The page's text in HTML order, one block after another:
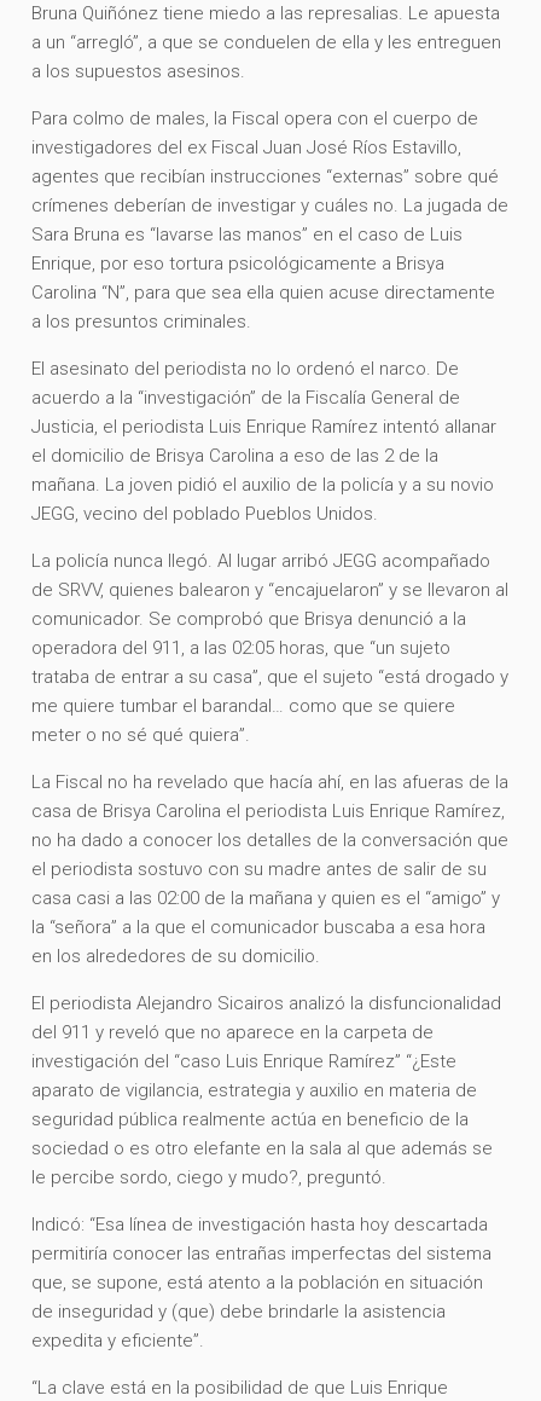
Bruna Quiñónez tiene miedo a las represalias. Le apuesta
a un “arregló”, a que se conduelen de ella y les entreguen
a los supuestos asesinos.
Para colmo de males, la Fiscal opera con el cuerpo de
investigadores del ex Fiscal Juan José Ríos Estavillo,
agentes que recibían instrucciones “externas” sobre qué
crímenes deberían de investigar y cuáles no. La jugada de
Sara Bruna es “lavarse las manos” en el caso de Luis
Enrique, por eso tortura psicológicamente a Brisya
Carolina “N”, para que sea ella quien acuse directamente
a los presuntos criminales.
El asesinato del periodista no lo ordenó el narco. De
acuerdo a la “investigación” de la Fiscalía General de
Justicia, el periodista Luis Enrique Ramírez intentó allanar
el domicilio de Brisya Carolina a eso de las 2 de la
mañana. La joven pidió el auxilio de la policía y a su novio
JEGG, vecino del poblado Pueblos Unidos.
La policía nunca llegó. Al lugar arribó JEGG acompañado
de SRVV, quienes balearon y “encajuelaron” y se llevaron al
comunicador. Se comprobó que Brisya denunció a la
operadora del 911, a las 02:05 horas, que “un sujeto
trataba de entrar a su casa”, que el sujeto “está drogado y
me quiere tumbar el barandal… como que se quiere
meter o no sé qué quiera”.
La Fiscal no ha revelado que hacía ahí, en las afueras de la
casa de Brisya Carolina el periodista Luis Enrique Ramírez,
no ha dado a conocer los detalles de la conversación que
el periodista sostuvo con su madre antes de salir de su
casa casi a las 02:00 de la mañana y quien es el “amigo” y
la “señora” a la que el comunicador buscaba a esa hora
en los alrededores de su domicilio.
El periodista Alejandro Sicairos analizó la disfuncionalidad
del 911 y reveló que no aparece en la carpeta de
investigación del “caso Luis Enrique Ramírez” “¿Este
aparato de vigilancia, estrategia y auxilio en materia de
seguridad pública realmente actúa en beneficio de la
sociedad o es otro elefante en la sala al que además se
le percibe sordo, ciego y mudo?, preguntó.
Indicó: “Esa línea de investigación hasta hoy descartada
permitiría conocer las entrañas imperfectas del sistema
que, se supone, está atento a la población en situación
de inseguridad y (que) debe brindarle la asistencia
expedita y eficiente”.
“La clave está en la posibilidad de que Luis Enrique